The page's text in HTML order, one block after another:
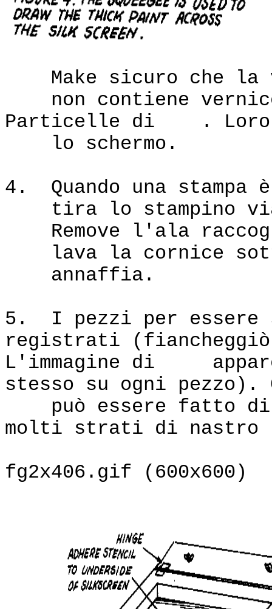
Make sicuro che la
non contiene
Particelle di . Loro
lo schermo.
4. Quando una stampa
tira lo stampino via
Remove l'ala
lava la cornice
annaffia.
5. I pezzi per essere
registrati (fiancheggiò
L'immagine di
stesso su ogni
può essere fatto di
molti strati di nastro
fg2x406.gif (600x600)